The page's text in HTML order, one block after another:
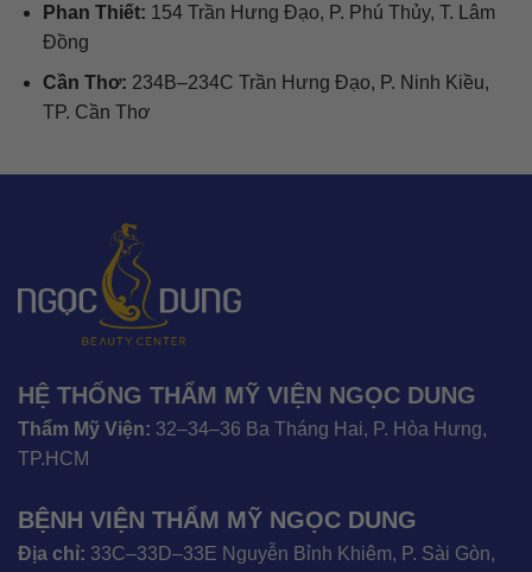
Phan Thiết: 154 Trần Hưng Đạo, P. Phú Thủy, T. Lâm
Đồng
Cần Thơ: 234B–234C Trần Hưng Đạo, P. Ninh Kiều,
TP. Cần Thơ
HỆ THỐNG THẨM MỸ VIỆN NGỌC DUNG
Thẩm Mỹ Viện: 32–34–36 Ba Tháng Hai, P. Hòa Hưng,
TP.HCM
BỆNH VIỆN THẨM MỸ NGỌC DUNG
Địa chỉ: 33C–33D–33E Nguyễn Bỉnh Khiêm, P. Sài Gòn,